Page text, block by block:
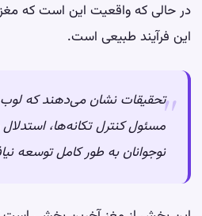
در حالی که واقعیت این است که
این فرآیند طبیعی است.
تحقیقات نشان می‌دهند که لوب
مسئول کنترل تکانه‌ها،
نوجوانان به طور کامل توسعه